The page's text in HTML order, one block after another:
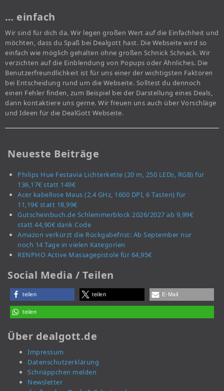
… einfach
Wir sind für dich da. Wir legen großen Wert auf die Einfachheit und
möchten, dass du Spaß bei Dealgott hast. Die Webseite wird so
einfach wie möglich gehalten ohne großen Schnick Schnack. Wir
verzichten auf die Einblendung von Popups oder Ähnliches. Die
Benutzerfreundlichkeit ist für uns einer der wichtigsten Faktoren
bei Entscheidung rund um die Webseite. Solltest du dennoch
einen Fehler finden, zum Beispiel bei der Darstellung eines Deals,
dann kontaktiere uns gerne. Wir freuen uns auch über Vorschläge
und Ideen für die DealGott Webseite.
Neueste Beiträge
Philips Hue Festavia Lichterkette (20 m, 250 LEDs, RGB) für
136,17€ statt 149€
Acer kabellose Maus (2,4 GHz, 1600 DPI, 6 Tasten) für
11,19€ statt 18,99€
Gutscheinbuch.de Schlemmerblock 2026/2027 ab 9,99€
statt 44,90€ dank Code
Amazon verkürzt die Rückgabefrist: Ab September nur
noch 14 Tage in vielen Kategorien
RENPHO Active Massagepistole für 64,95€
Social Media / Teilen
teilen teilen E-Mail
teilen
Über dealgott.de
Impressum
Datenschutzerklärung
Schnäppchen melden
Newsletter